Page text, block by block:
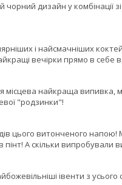
дизайн у комбінації
і найсмачніших
вечірки прямо в себе
місцева найкраща
"родзинки"!
цього витонченого
А скільки випробували
івенти з